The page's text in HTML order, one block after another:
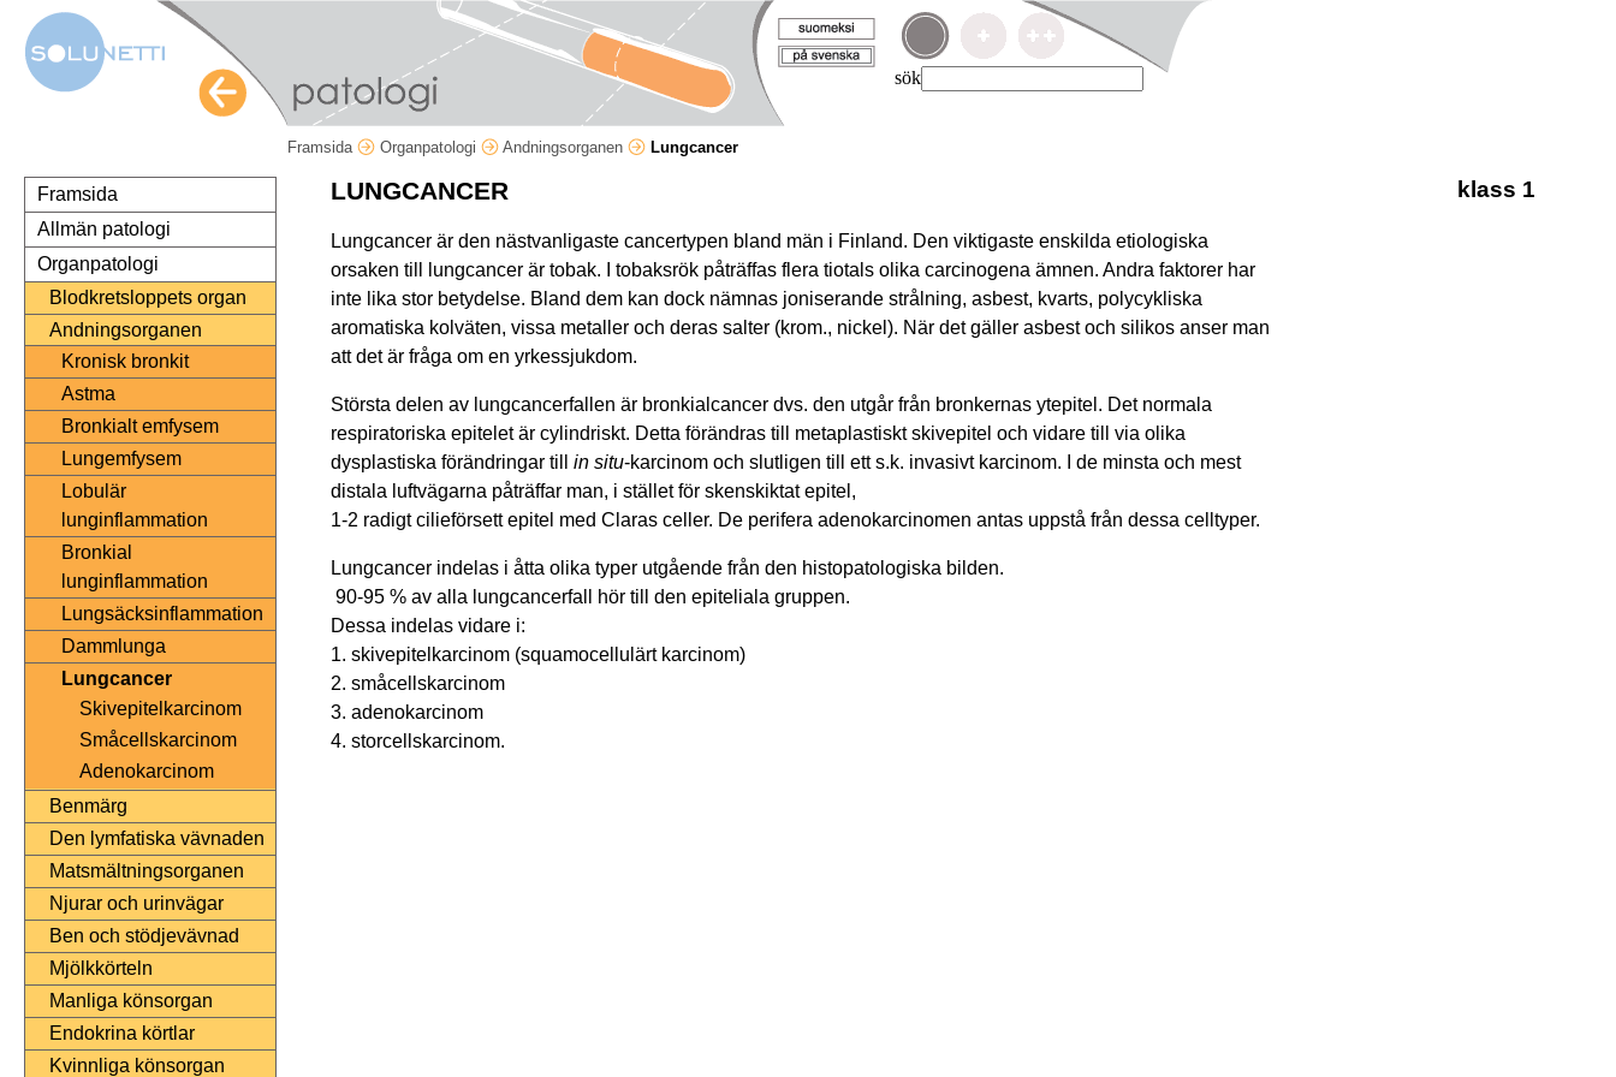
sök
Framsida Organpatologi Andningsorganen Lungcancer
Framsida
Allmän patologi
Organpatologi
Blodkretsloppets organ
Andningsorganen
Kronisk bronkit
Astma
Bronkialt emfysem
Lungemfysem
Lobulär
lunginflammation
Bronkial
lunginflammation
Lungsäcksinflammation
Dammlunga
Lungcancer
Skivepitelkarcinom
Småcellskarcinom
Adenokarcinom
Benmärg
Den lymfatiska vävnaden
Matsmältningsorganen
Njurar och urinvägar
Ben och stödjevävnad
Mjölkkörteln
Manliga könsorgan
Endokrina körtlar
Kvinnliga könsorgan
klass 1
LUNGCANCER
Lungcancer är den nästvanligaste cancertypen bland män i Finland. Den viktigaste enskilda etiologiska
orsaken till lungcancer är tobak. I tobaksrök påträffas flera tiotals olika carcinogena ämnen. Andra faktorer har
inte lika stor betydelse. Bland dem kan dock nämnas joniserande strålning, asbest, kvarts, polycykliska
aromatiska kolväten, vissa metaller och deras salter (krom., nickel). När det gäller asbest och silikos anser man
att det är fråga om en yrkessjukdom.
Största delen av lungcancerfallen är bronkialcancer dvs. den utgår från bronkernas ytepitel. Det normala
respiratoriska epitelet är cylindriskt. Detta förändras till metaplastiskt skivepitel och vidare till via olika
dysplastiska förändringar till in situ-karcinom och slutligen till ett s.k. invasivt karcinom. I de minsta och mest
distala luftvägarna påträffar man, i stället för skenskiktat epitel,
1-2 radigt cilieförsett epitel med Claras celler. De perifera adenokarcinomen antas uppstå från dessa celltyper.
Lungcancer indelas i åtta olika typer utgående från den histopatologiska bilden.
90-95 % av alla lungcancerfall hör till den epiteliala gruppen.
Dessa indelas vidare i:
1. skivepitelkarcinom (squamocellulärt karcinom)
2. småcellskarcinom
3. adenokarcinom
4. storcellskarcinom.